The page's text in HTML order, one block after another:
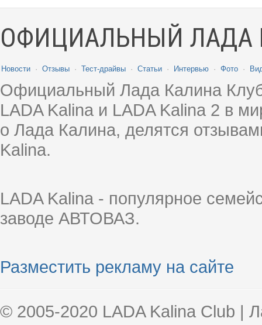
ОФИЦИАЛЬНЫЙ ЛАДА
Новости · Отзывы · Тест-драйвы · Статьи · Интервью · Фото ·
Официальный Лада Калина
LADA Kalina и LADA Kalina 2 в
о Лада Калина, делятся
Kalina.
LADA Kalina - популярное
заводе АВТОВАЗ.
Разместить рекламу на сайте
© 2005-2020 LADA Kalina Club |